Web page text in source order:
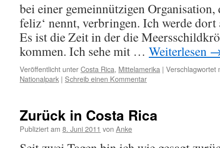
bei einer gemeinnützigen Organisation,
feliz‘ nennt, verbringen. Ich werde
Es ist die Zeit in der die
kommen. Ich sehe mit … Weiterlesen
Veröffentlicht unterCosta Rica, Mittelamerika | Verschlagwortet
Nationalpark | Schreib einen Kommentar
Zurück in Costa Rica
Publiziert am 8. Juni 2011 von Anke